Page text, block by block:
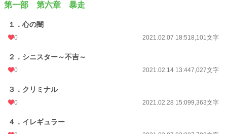
第一部 第六章 暴走
１．心の闇
0 2021.02.07 18:518,101文字
２．シニスター～不吉～
0 2021.02.14 13:447,027文字
３．クリミナル
0 2021.02.28 15:099,363文字
４．イレギュラー